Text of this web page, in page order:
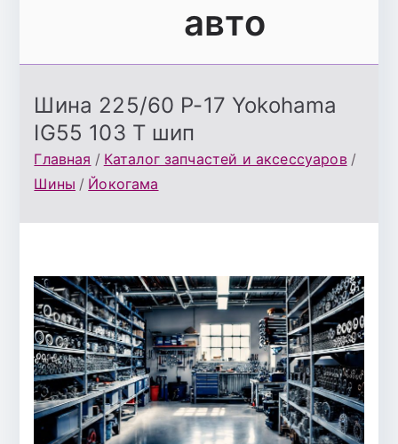
авто
Шина 225/60 Р-17 Yokohama
IG55 103 Т шип
Главная
Каталог запчастей и аксессуаров
Шины
Йокогама